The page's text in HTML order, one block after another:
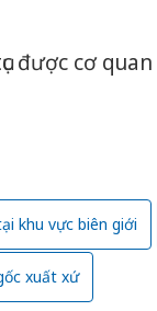
được cơ
khu vực biên giới
xuất xứ